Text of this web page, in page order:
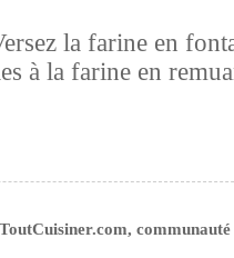
la farine en
à la farine en
communauté